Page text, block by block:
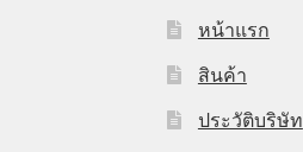
หน้าแรก
สินค้า
ประวัติบริษัท